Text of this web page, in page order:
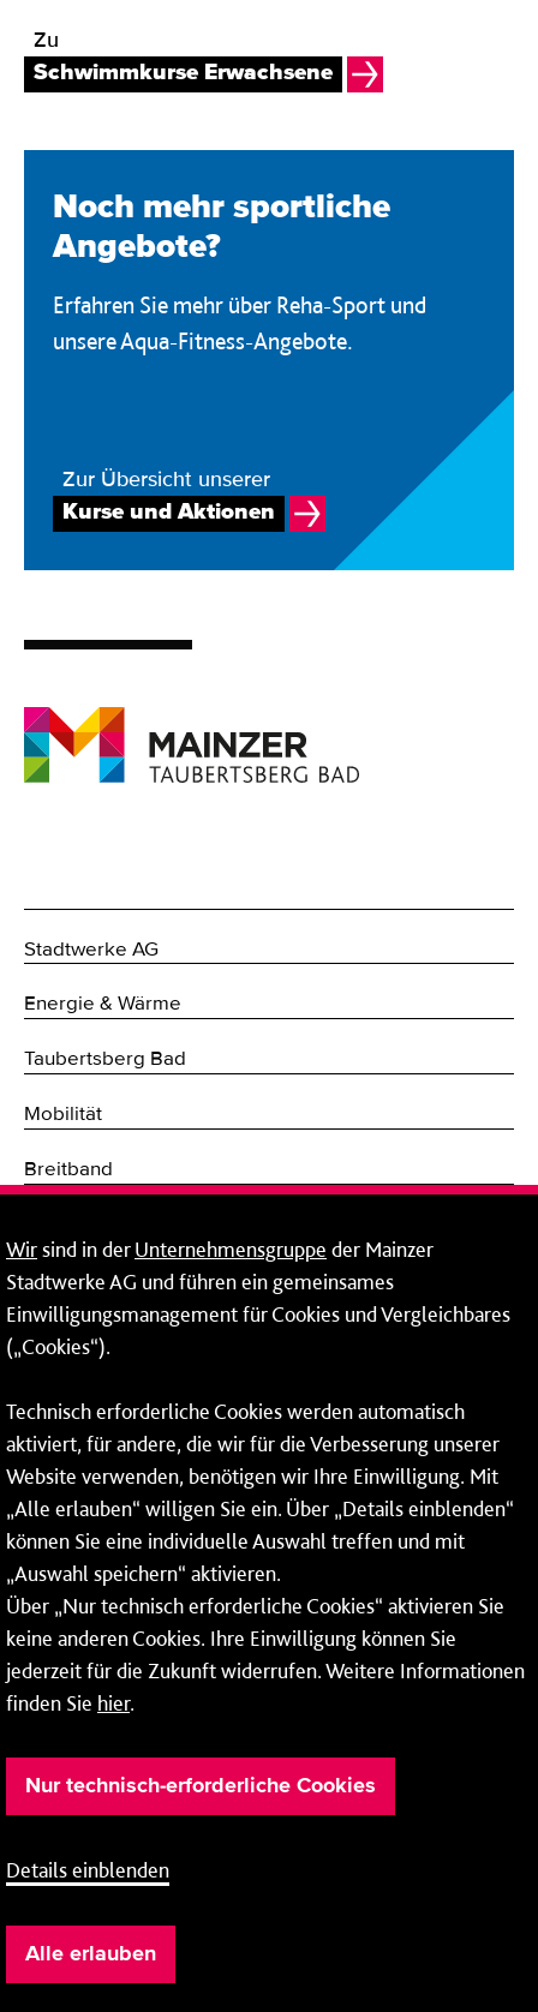
Zu
Schwimmkurse Erwachsene
Noch mehr sport­liche
Angebote?
Erfahren Sie mehr über Reha-Sport und
unsere Aqua-Fitness-Angebote.
Zur Übersicht unserer
Kurse und Aktionen
Stadtwerke AG
Energie & Wärme
Taubertsberg Bad
Mobilität
Breitband
Netze
Mainzer Taubertsberg Bad
55122 Mainz
Tel.:06131 - 12 91 00
Weitere Infos zu unserenÖffnungszeiten.
Wirsind in derUnternehmensgruppe der Mainzer
Stadtwerke AG und führen ein gemeinsames
Einwilligungsmanagement für Cookies und Vergleichbares
(„Cookies“).
Technisch erforderliche Cookies werden automatisch
aktiviert, für andere, die wir für die Verbesserung unserer
Website verwenden, benötigen wir Ihre Einwilligung. Mit
„Alle erlauben“ willigen Sie ein. Über „Details einblenden“
können Sie eine individuelle Auswahl treffen und mit
„Auswahl speichern“ aktivieren.
Über „Nur technisch erforderliche Cookies“ aktivieren Sie
keine anderen Cookies. Ihre Einwilligung können Sie
jederzeit für die Zukunft widerrufen. Weitere Informationen
finden Sie hier.
Nur technisch-erforderliche Cookies
Details einblenden
Alle erlauben